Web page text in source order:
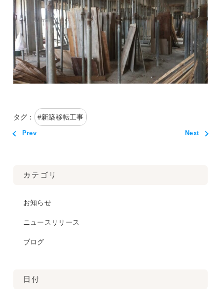
タグ： #新築移転工事
Prev Next
カテゴリ
お知らせ
ニュースリリース
ブログ
日付